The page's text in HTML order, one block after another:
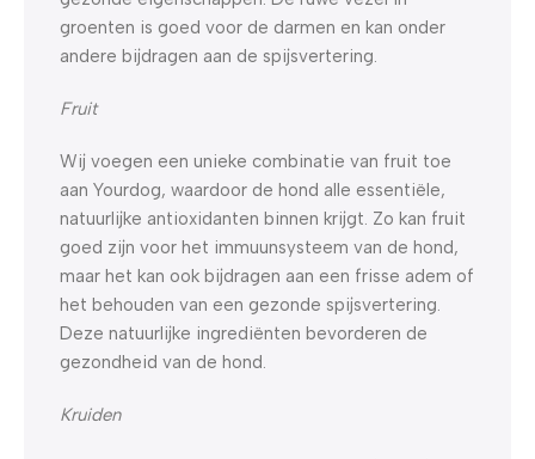
groenten is goed voor de darmen en kan onder
andere bijdragen aan de spijsvertering.
Fruit
Wij voegen een unieke combinatie van fruit toe
aan Yourdog, waardoor de hond alle essentiële,
natuurlijke antioxidanten binnen krijgt. Zo kan fruit
goed zijn voor het immuunsysteem van de hond,
maar het kan ook bijdragen aan een frisse adem of
het behouden van een gezonde spijsvertering.
Deze natuurlijke ingrediënten bevorderen de
gezondheid van de hond.
Kruiden